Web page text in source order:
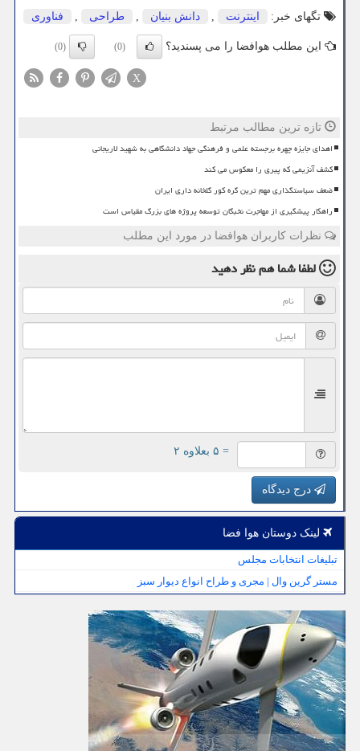
تگهای خبر:
اینترنت , دانش بنیان , طراحی , فناوری
این مطلب هوافضا را می پسندید؟ (0)
(0)
X
تازه ترین مطالب مرتبط
اهدای جایزه چهره برجسته علمی و فرهنگی جهاد دانشگاهی به شهید لاریجانی
کشف آنزیمی که پیری را معکوس می کند
ضعف سیاستگذاری مهم ترین گره کور گلخانه داری ایران
راهکار پیشگیری از مهاجرت نخبگان توسعه پروژه های بزرگ مقیاس است
نظرات کاربران هوافضا در مورد این مطلب
لطفا شما همنظر دهید
= ۵ بعلاوه ۲
درج دیدگاه
لینک دوستان هوا فضا
تبلیغات انتخابات مجلس
مستر گرین وال | مجری و طراح انواع دیوار سبز